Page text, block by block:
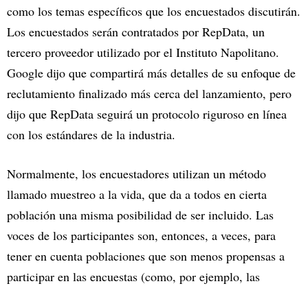
como los temas específicos que los encuestados discutirán.
Los encuestados serán contratados por RepData, un
tercero proveedor utilizado por el Instituto Napolitano.
Google dijo que compartirá más detalles de su enfoque de
reclutamiento finalizado más cerca del lanzamiento, pero
dijo que RepData seguirá un protocolo riguroso en línea
con los estándares de la industria.
Normalmente, los encuestadores utilizan un método
llamado muestreo a la vida, que da a todos en cierta
población una misma posibilidad de ser incluido. Las
voces de los participantes son, entonces, a veces, para
tener en cuenta poblaciones que son menos propensas a
participar en las encuestas (como, por ejemplo, las